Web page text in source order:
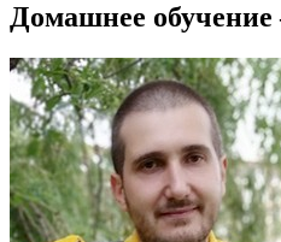
Домашнее обучение